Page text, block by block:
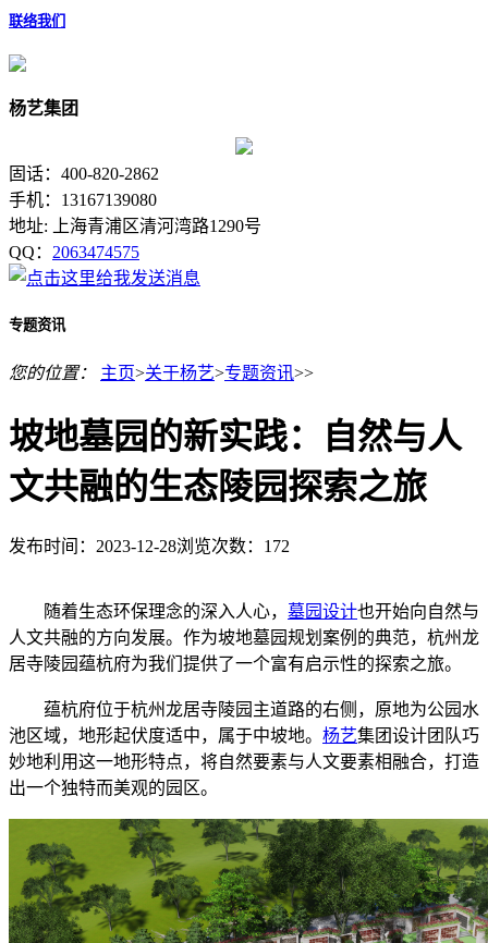
联络我们
杨艺集团
固话：400-820-2862
手机：13167139080
地址: 上海青浦区清河湾路1290号
QQ： 2063474575
专题资讯
您的位置： 主页>关于杨艺>专题资讯>>
坡地墓园的新实践：自然与人
文共融的生态陵园探索之旅
发布时间：2023-12-28浏览次数： 172
随着生态环保理念的深入人心， 墓园设计也开始向自然与
人文共融的方向发展。作为坡地墓园规划案例的典范，杭州龙
居寺陵园蕴杭府为我们提供了一个富有启示性的探索之旅。
蕴杭府位于杭州龙居寺陵园主道路的右侧，原地为公园水
池区域，地形起伏度适中，属于中坡地。 杨艺集团设计团队巧
妙地利用这一地形特点，将自然要素与人文要素相融合，打造
出一个独特而美观的园区。